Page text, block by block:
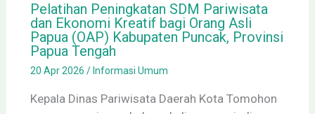
Pelatihan Peningkatan SDM Pariwisata
dan Ekonomi Kreatif bagi Orang Asli
Papua (OAP) Kabupaten Puncak, Provinsi
Papua Tengah
20 Apr 2026/ Informasi Umum
Kepala Dinas Pariwisata Daerah Kota Tomohon